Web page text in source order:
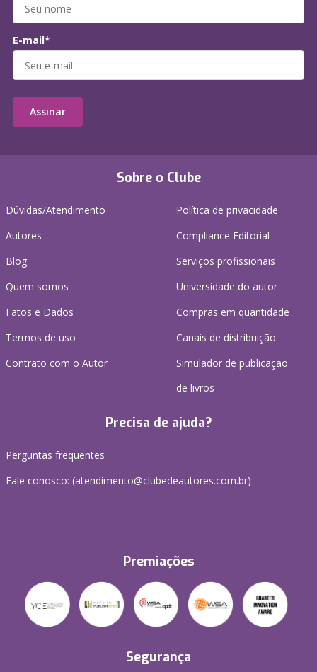
Sobre o Clube
Dúvidas/Atendimento
Autores
Blog
Quem somos
Fatos e Dados
Termos de uso
Contrato com o Autor
Política de privacidade
Compliance Editorial
Serviços profissionais
Universidade do autor
Compras em quantidade
Canais de distribuição
Simulador de publicação
de livros
Precisa de ajuda?
Perguntas frequentes
Fale conosco: (atendimento@clubedeautores.com.br)
Premiações
Segurança
E-mail*
Assinar